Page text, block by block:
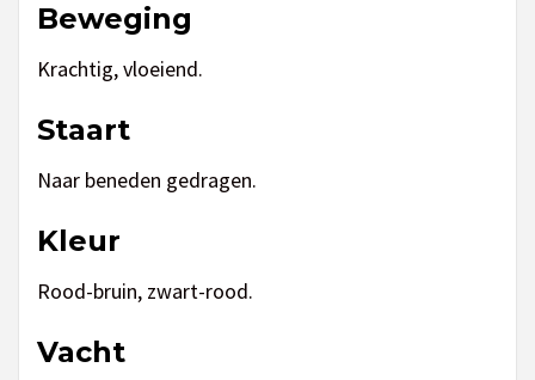
Beweging
Krachtig, vloeiend.
Staart
Naar beneden gedragen.
Kleur
Rood-bruin, zwart-rood.
Vacht